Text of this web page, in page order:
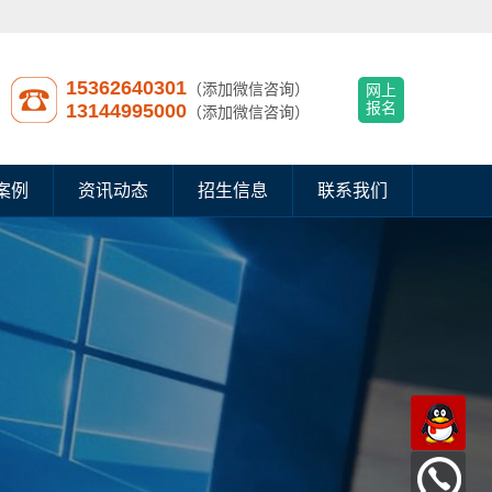
15362640301 （添加微信咨询）
13144995000 （添加微信咨询）
网上
报名
例 资讯动态 招生信息 联系我们